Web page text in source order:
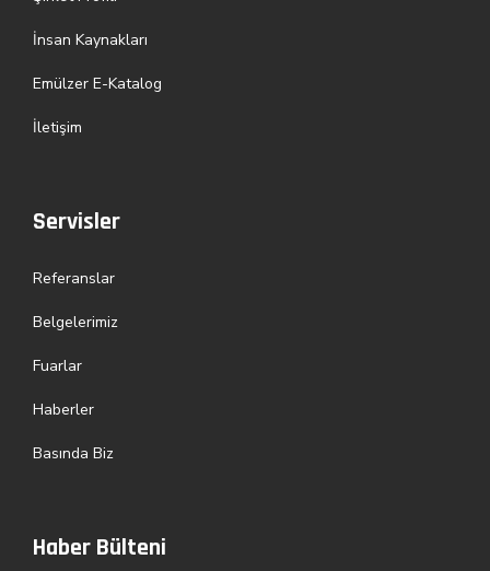
İnsan Kaynakları
Emülzer E-Katalog
İletişim
Servisler
Referanslar
Belgelerimiz
Fuarlar
Haberler
Basında Biz
Haber Bülteni